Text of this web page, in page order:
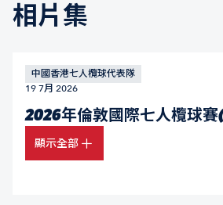
相片集
中國香港七人欖球代表隊
19 7月 2026
2026年倫敦國際七人欖球
顯示全部